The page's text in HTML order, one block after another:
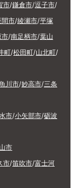
市/鎌倉市/逗子市/
間市/綾瀬市/平塚
市/南足柄市/葉山
町/松田町/山北町/
川市/妙高市/三条
市/小矢部市/砺波
市
市/笛吹市/富士河